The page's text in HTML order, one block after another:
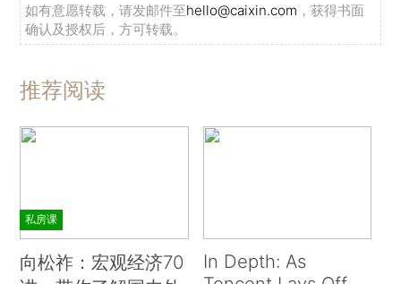
如有意愿转载，请发邮件至hello@caixin.com ，获得书面
确认及授权后，方可转载。
推荐阅读
私房课
向松祚：宏观经济70
In Depth: As